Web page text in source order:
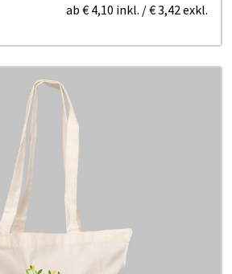
ab € 4,10 inkl. /€ 3,42exkl.